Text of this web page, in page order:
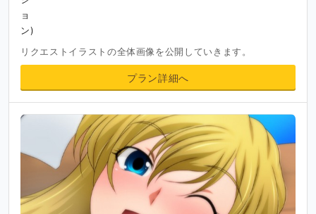
リクエストイラストの全体画像を公開していきます。
プラン詳細へ